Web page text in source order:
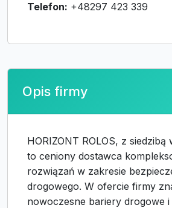
Telefon: +48297 423 339
Opis firmy
HORIZONT ROLOS, z siedzibą
to ceniony dostawca
rozwiązań w zakresie
drogowego. W ofercie firmy
nowoczesne bariery drogowe i